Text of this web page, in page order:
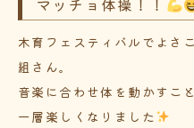
木育フェスティバルでよさ
組さん。
音楽に合わせ体を動かすこ
一層楽しくなりました